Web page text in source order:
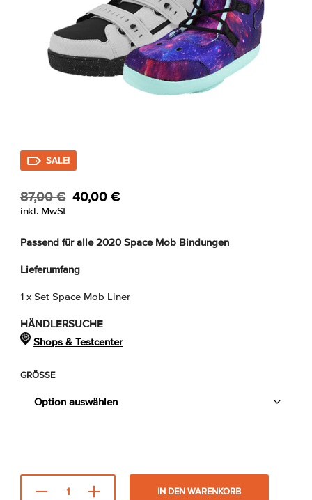
SALE!
87,00€ Ursprünglicher
war:
87,00 €
40,00€Aktueller
ist:
inkl. MwSt
Passend für alle 2020 Space Mob Bindungen
Lieferumfang
1 x Set Space Mob Liner
HÄNDLERSUCHE
Shops & Testcenter
GRÖSSE
IN DEN WARENKORB